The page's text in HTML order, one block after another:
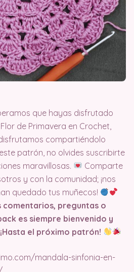
que hayas disfrutado
de Primavera en Crochet,
compartiéndolo
patrón, no olvides suscribirte
maravillosas.
Comparte
y con la comunidad; ¡nos
quedado tus muñecos!
comentarios, preguntas o
es siempre bienvenido y
el próximo patrón!
mandala-sinfonia-en-